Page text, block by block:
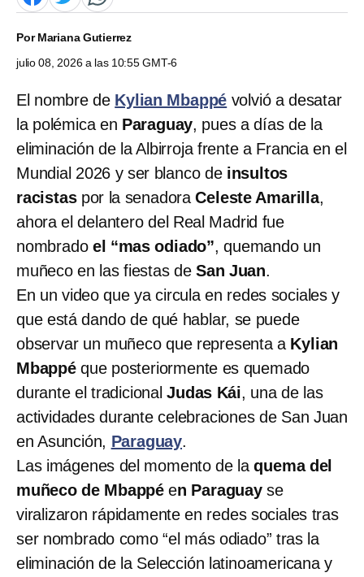
PorMariana Gutierrez
julio 08, 2026 a las 10:55 GMT-6
El nombre de Kylian Mbappé volvió a desatar
la polémica en Paraguay, pues a días de la
eliminación de la Albirroja frente a Francia en el
Mundial 2026 y ser blanco de insultos
racistas por la senadoraCeleste Amarilla,
ahora el delantero del Real Madrid fue
nombradoel “mas odiado”, quemando un
muñeco en las fiestas deSan Juan.
En un video que ya circula en redes sociales y
que está dando de qué hablar, se puede
observar un muñeco que representa a Kylian
Mbappéque posteriormente es quemado
durante el tradicionalJudas Kái, una de las
actividades durante celebraciones de San Juan
en Asunción, Paraguay.
Las imágenes del momento de la quema del
muñeco de Mbappé en Paraguayse
viralizaron rápidamente en redes sociales tras
ser nombrado como “el más odiado” tras la
eliminación de la Selección latinoamericana y